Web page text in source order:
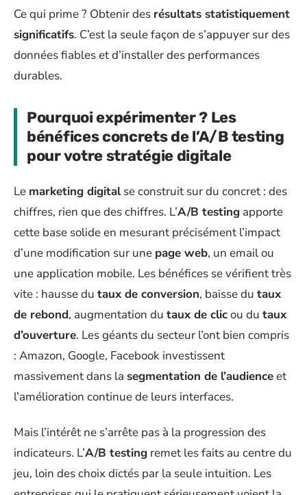
Ce qui prime ? Obtenir des résultats statistiquement
significatifs. C’est la seule façon de s’appuyer sur des
données fiables et d’installer des performances
durables.
Pourquoi expérimenter ? Les
bénéfices concrets de l’A/B testing
pour votre stratégie digitale
Le marketing digitalse construit sur du concret : des
chiffres, rien que des chiffres. L’A/B testing apporte
cette base solide en mesurant précisément l’impact
d’une modification sur une page web, un email ou
une application mobile. Les bénéfices se vérifient très
vite : hausse du taux de conversion, baisse du taux
de rebond, augmentation du taux de clicou du taux
d’ouverture. Les géants du secteur l’ont bien compris
: Amazon, Google, Facebook investissent
massivement dans la segmentation de l’audienceet
l’amélioration continue de leurs interfaces.
Mais l’intérêt ne s’arrête pas à la progression des
indicateurs. L’A/B testing remet les faits au centre du
jeu, loin des choix dictés par la seule intuition. Les